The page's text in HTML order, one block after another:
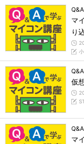
マ
り
仮
マ